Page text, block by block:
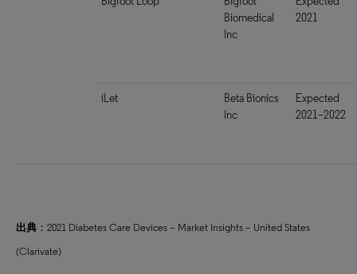
Biomedical
Inc
2021
iLet
Beta Bionics
Inc
Expected
2021–2022
出典 ：2021 Diabetes Care Devices – Market Insights – United States
(Clarivate)